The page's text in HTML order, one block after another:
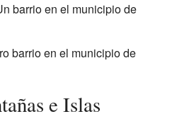
barrio en el municipio de
barrio en el municipio de
e Islas